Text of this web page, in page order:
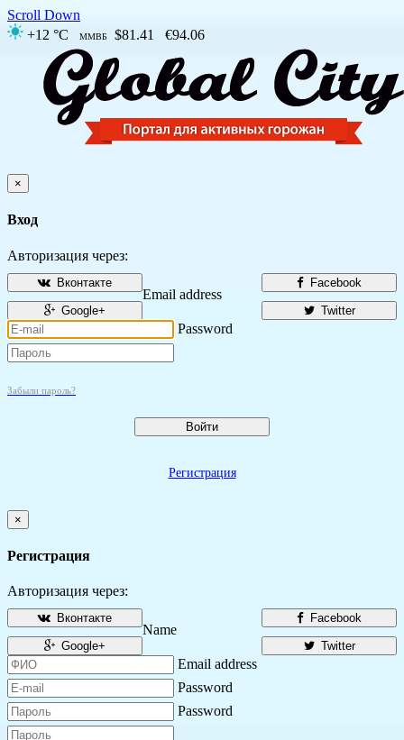
Scroll Down
+12 °C
ММВБ $81.41 €94.06
×
Вход
Авторизация через:
Facebook
Вконтакте
Twitter
Google+
Email address
Password
Забыли пароль?
Войти
Регистрация
×
Регистрация
Авторизация через:
Facebook
Вконтакте
Twitter
Google+
Name
Email address
Password
Password